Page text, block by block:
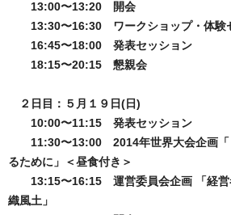
13:00〜13:20 開会
13:30〜16:30 ワークショップ・体験
16:45〜18:00 発表セッション
18:15〜20:15 懇親会
２日目：５月１９日(日)
10:00〜11:15 発表セッション
11:30〜13:00 2014年世界大会企画「
るために」＜昼食付き＞
13:15〜16:15 運営委員会企画 「経営
織風土」